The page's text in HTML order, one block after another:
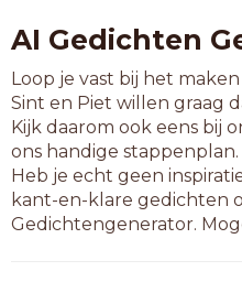
AI Gedichten
Loop je vast bij het
Sint en Piet willen graag
Kijk daarom ook eens bij
ons handige stappenplan.
Heb je echt geen
kant-en-klare gedichten
Gedichtengenerator.